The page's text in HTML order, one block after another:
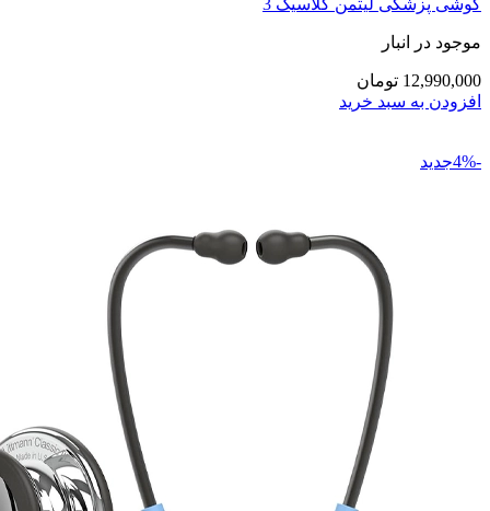
گوشی پزشکی لیتمن کلاسیک 3
موجود در انبار
12,990,000 تومان
افزودن به سبد خرید
-4%جدید